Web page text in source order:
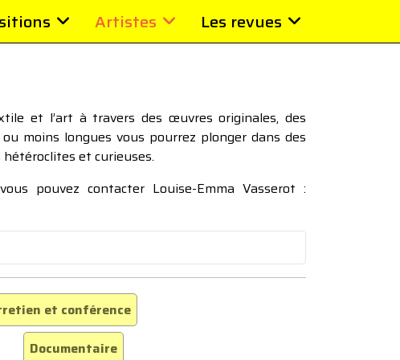
Artistes Les revues
et l’art à travers des œuvres originales, des
moins longues vous pourrez plonger dans des
et curieuses.
pouvez contacter Louise-Emma Vasserot :
et conférence
Documentaire